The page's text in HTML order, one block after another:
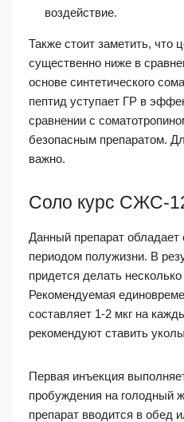
воздействие.
Также стоит заметить, что
существенно ниже в
основе синтетического
пептид уступает ГР в
сравнении с
безопасным препаратом.
важно.
Соло курс СЖС-
Данный препарат обладает
периодом полужизни. В
придется делать
Рекомендуемая
составляет 1-2 мкг на
рекомендуют ставить
Первая инъекция
пробуждения на голодный
препарат вводится в обед